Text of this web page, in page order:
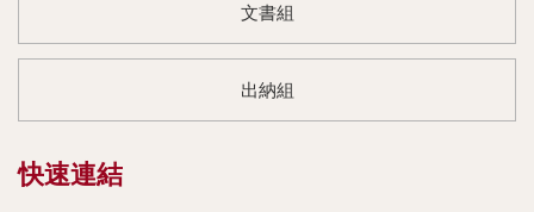
文書組
出納組
快速連結